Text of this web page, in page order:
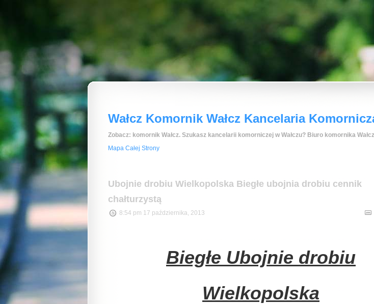
Wałcz Komornik Wałcz Kancelaria
Zobacz: komornik Wałcz. Szukasz kancelarii komorniczej w Wałczu? Biuro komornika
Mapa Całej Strony
Ubojnie drobiu Wielkopolska Biegłe ubojnia drobiu cennik
chałturzystą
8:54 pm 17 października, 2013
Biegłe Ubojnie drobiu
Wielkopolska